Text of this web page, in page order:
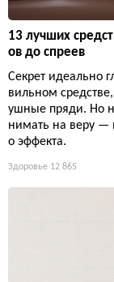
13 лучших
ов до спреев
Секрет идеально
вильном
ушные пряди. Но
нимать на веру —
о эффекта.
Здоровье 12 865